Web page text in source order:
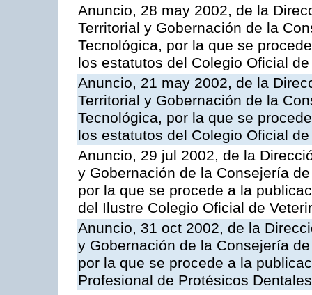
Anuncio, 28 may 2002, de la
Territorial y Gobernación de la
Tecnológica, por la que se
los estatutos del Colegio Oficial
Anuncio, 21 may 2002, de la
Territorial y Gobernación de la
Tecnológica, por la que se
los estatutos del Colegio Oficial
Anuncio, 29 jul 2002, de la
y Gobernación de la Consejería
por la que se procede a la
del Ilustre Colegio Oficial de
Anuncio, 31 oct 2002, de la
y Gobernación de la Consejería
por la que se procede a la
Profesional de Protésicos